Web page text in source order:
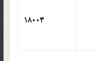
18003